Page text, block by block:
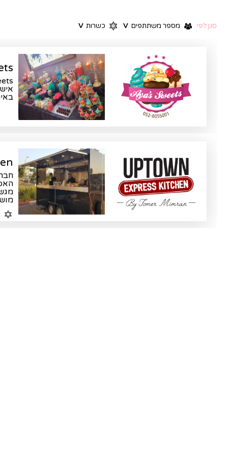
סנן לפי: מספר משתתפים V כשרות V
-